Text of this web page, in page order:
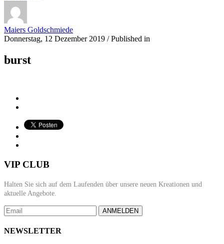
Maiers Goldschmiede
Donnerstag, 12 Dezember 2019 /Published in
burst
VIP CLUB
Halten Sie sich auf dem Laufenden über unsere neuen Kreationen und
aktuelle Angebote.
ANMELDEN
NEWSLETTER